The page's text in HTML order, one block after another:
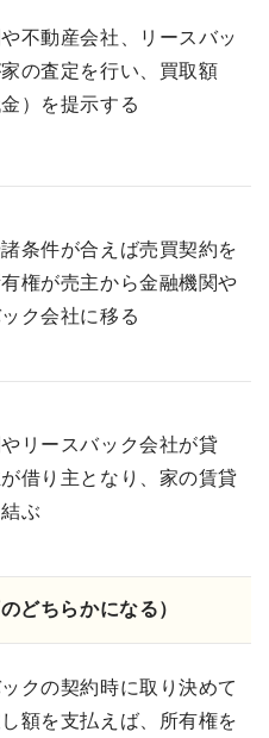
不動産会社、リースバッ
の査定を行い、買取額
金）を提示する
条件が合えば売買契約を
権が売主から金融機関や
ク会社に移る
リースバック会社が貸
借り主となり、家の賃貸
ぶ
どちらかになる）
クの契約時に取り決めて
額を支払えば、所有権を